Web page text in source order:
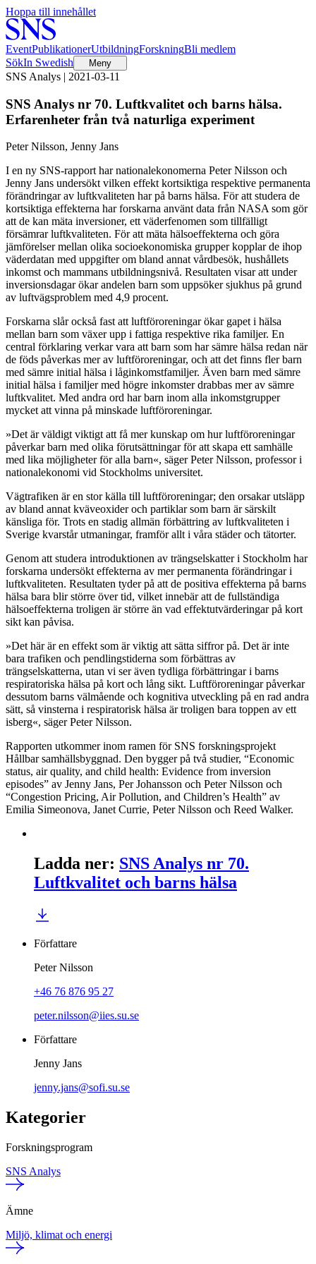
Hoppa till innehållet
EventPublikationerUtbildningForskningBli medlem
SökIn Swedish Meny
SNS Analys | 2021-03-11
SNS Analys nr 70. Luftkvalitet och barns hälsa.
Erfarenheter från två naturliga experiment
Peter Nilsson, Jenny Jans
I en ny SNS-rapport har nationalekonomerna Peter Nilsson och
Jenny Jans undersökt vilken effekt kortsiktiga respektive permanenta
förändringar av luftkvaliteten har på barns hälsa. För att studera de
kortsiktiga effekterna har forskarna använt data från NASA som gör
att de kan mäta inversioner, ett väderfenomen som tillfälligt
försämrar luftkvaliteten. För att mäta hälsoeffekterna och göra
jämförelser mellan olika socioekonomiska grupper kopplar de ihop
väderdatan med uppgifter om bland annat vårdbesök, hushållets
inkomst och mammans utbildningsnivå. Resultaten visar att under
inversionsdagar ökar andelen barn som uppsöker sjukhus på grund
av luftvägsproblem med 4,9 procent.
Forskarna slår också fast att luftföroreningar ökar gapet i hälsa
mellan barn som växer upp i fattiga respektive rika familjer. En
central förklaring verkar vara att barn som har sämre hälsa redan när
de föds påverkas mer av luftföroreningar, och att det finns fler barn
med sämre initial hälsa i låginkomstfamiljer. Även barn med sämre
initial hälsa i familjer med högre inkomster drabbas mer av sämre
luftkvalitet. Med andra ord har barn inom alla inkomstgrupper
mycket att vinna på minskade luftföroreningar.
»Det är väldigt viktigt att få mer kunskap om hur luftföroreningar
påverkar barn med olika förutsättningar för att skapa ett samhälle
med lika möjligheter för alla barn«, säger Peter Nilsson, professor i
nationalekonomi vid Stockholms universitet.
Vägtrafiken är en stor källa till luftföroreningar; den orsakar utsläpp
av bland annat kväveoxider och partiklar som barn är särskilt
känsliga för. Trots en stadig allmän förbättring av luftkvaliteten i
Sverige kvarstår utmaningar, framför allt i våra städer och tätorter.
Genom att studera introduktionen av trängselskatter i Stockholm har
forskarna undersökt effekterna av mer permanenta förändringar i
luftkvaliteten. Resultaten tyder på att de positiva effekterna på barns
hälsa bara blir större över tid, vilket innebär att de fullständiga
hälsoeffekterna troligen är större än vad effektutvärderingar på kort
sikt kan påvisa.
»Det här är en effekt som är viktig att sätta siffror på. Det är inte
bara trafiken och pendlingstiderna som förbättras av
trängselskatterna, utan vi ser även tydliga förbättringar i barns
respiratoriska hälsa på kort och lång sikt. Luftföroreningar påverkar
dessutom barns välmående och kognitiva utveckling på en rad andra
sätt, så vinsterna i respiratorisk hälsa är troligen bara toppen av ett
isberg«, säger Peter Nilsson.
Rapporten utkommer inom ramen för SNS forskningsprojekt
Hållbar samhällsbyggnad. Den bygger på två studier, “Economic
status, air quality, and child health: Evidence from inversion
episodes” av Jenny Jans, Per Johansson och Peter Nilsson och
“Congestion Pricing, Air Pollution, and Children’s Health” av
Emilia Simeonova, Janet Currie, Peter Nilsson och Reed Walker.
Ladda ner: SNS Analys nr 70.
Luftkvalitet och barns hälsa
Författare
Peter Nilsson
+46 76 876 95 27
peter.nilsson@iies.su.se
Författare
Jenny Jans
jenny.jans@sofi.su.se
Kategorier
Forskningsprogram
SNS Analys
Ämne
Miljö, klimat och energi